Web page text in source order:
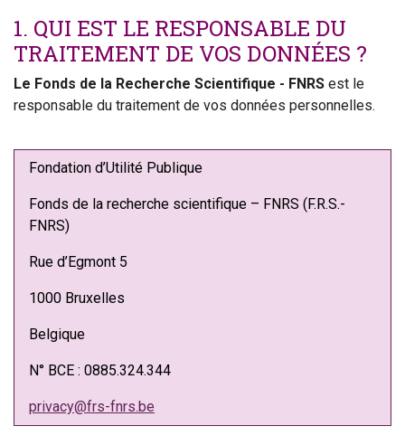
1. QUI EST LE RESPONSABLE DU
TRAITEMENT DE VOS DONNÉES ?
Le Fonds de la Recherche Scientifique - FNRS est le
responsable du traitement de vos données personnelles.
Fondation d’Utilité Publique
Fonds de la recherche scientifique – FNRS (F.R.S.-
FNRS)
Rue d’Egmont 5
1000 Bruxelles
Belgique
N° BCE : 0885.324.344
privacy@frs-fnrs.be